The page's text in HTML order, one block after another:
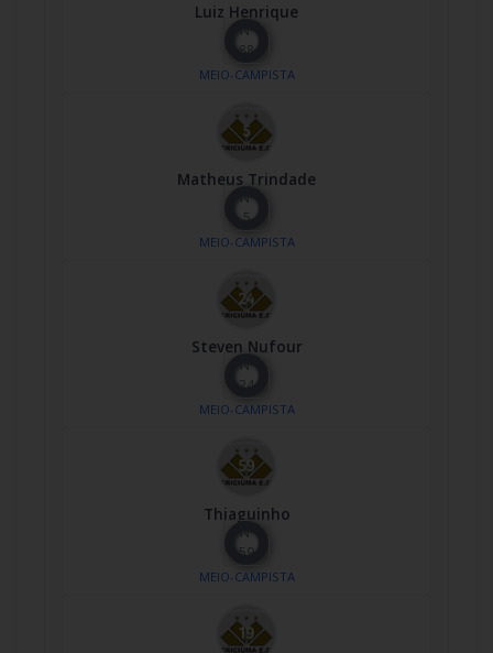
Luiz Henrique
Nº
88
MEIO-CAMPISTA
Matheus Trindade
Nº
5
MEIO-CAMPISTA
Steven Nufour
Nº
24
MEIO-CAMPISTA
Thiaguinho
Nº
59
MEIO-CAMPISTA